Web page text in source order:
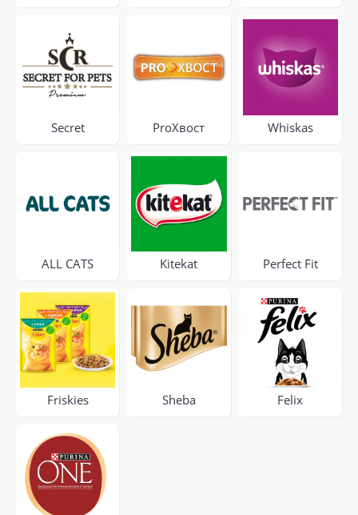
Secret ProХвост Whiskas
ALL CATS Kitekat Perfect Fit
Friskies Sheba Felix